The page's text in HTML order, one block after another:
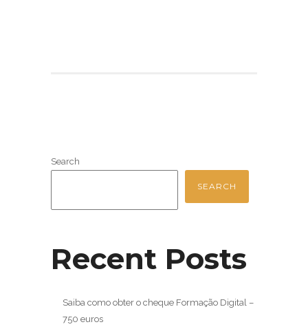
Search
SEARCH
Recent Posts
Saiba como obter o cheque Formação Digital –
750 euros